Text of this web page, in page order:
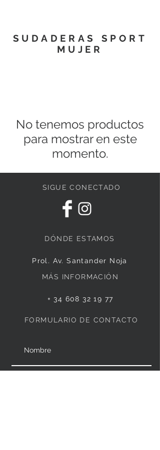
SUDADERAS SPORT
MUJER
No tenemos productos
para mostrar en este
momento.
SIGUE CONECTADO
DÓNDE ESTAMOS
Prol. Av. Santander Noja
MÁS INFORMACIÓN
+ 34 608 32 19 77
FORMULARIO DE CONTACTO